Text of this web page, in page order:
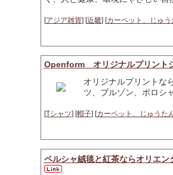
[アジア雑貨] [近畿] [カーペット、じゅう
Openform オリジナルプリントシ
オリジナルプリントな
ツ、ブルゾン、ポロシ
[Tシャツ] [帽子] [カーペット、じゅうた
ペルシャ絨毯と紅茶ならオリエン